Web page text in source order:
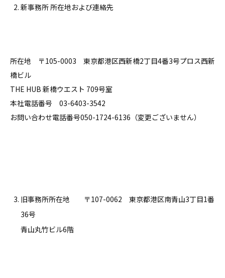
新事務所 所在地および連絡先
所在地 〒105-0003 東京都港区西新橋2丁目4番3号プロス西新
橋ビル
THE HUB 新橋ウエスト 709号室
本社電話番号 03-6403-3542
お問い合わせ電話番号050-1724-6136（変更ございません）
旧事務所所在地 〒107-0062 東京都港区南青山3丁目1番
36号
青山丸竹ビル6階